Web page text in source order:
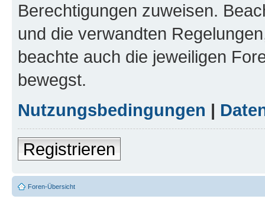
Berechtigungen zuweisen.
und die verwandten
beachte auch die jeweiligen
bewegst.
Nutzungsbedingungen |
Registrieren
Foren-Übersicht